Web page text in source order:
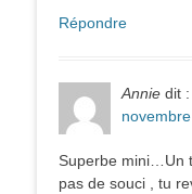
Répondre
Annie dit :
Superbe mini…Un
pas de souci , tu